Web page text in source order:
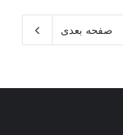
صفحه بعدی